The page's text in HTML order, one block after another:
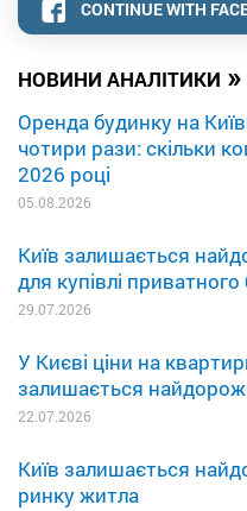
НОВИНИ АНАЛІТИКИ »
Оренда будинку на
чотири рази: скільки
2026 році
05.08.2026
Київ залишається
для купівлі
29.07.2026
У Києві ціни на
залишається
22.07.2026
Київ залишається
ринку житла
CONTINUE WITH